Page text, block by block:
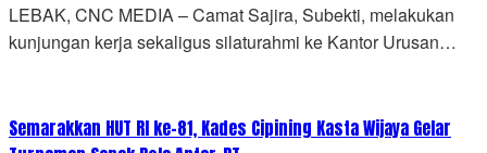
LEBAK, CNC MEDIA – Camat Sajira, Subekti, melakukan
kunjungan kerja sekaligus silaturahmi ke Kantor Urusan…
Semarakkan HUT RI ke-81, Kades Cipining Kasta Wijaya Gelar